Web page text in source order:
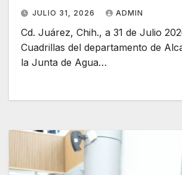
JULIO 31, 2026 ADMIN
Cd. Juárez, Chih., a 31 de Julio
Cuadrillas del departamento de
la Junta de Agua…